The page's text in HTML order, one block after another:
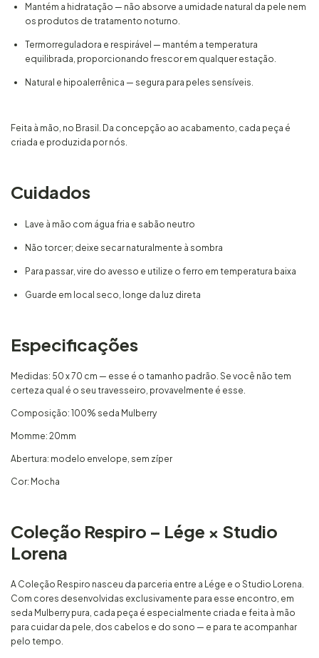
Mantém a hidratação — não absorve a umidade natural da pele nem
os produtos de tratamento noturno.
Termorreguladora e respirável — mantém a temperatura
equilibrada, proporcionando frescor em qualquer estação.
Natural e hipoalerгênica — segura para peles sensíveis.
Feita à mão, no Brasil. Da concepção ao acabamento, cada peça é
criada e produzida por nós.
Cuidados
Lave à mão com água fria e sabão neutro
Não torcer; deixe secar naturalmente à sombra
Para passar, vire do avesso e utilize o ferro em temperatura baixa
Guarde em local seco, longe da luz direta
Especificações
Medidas: 50 x 70 cm — esse é o tamanho padrão. Se você não tem
certeza qual é o seu travesseiro, provavelmente é esse.
Composição: 100% seda Mulberry
Momme: 20mm
Abertura: modelo envelope, sem zíper
Cor: Mocha
Coleção Respiro – Lége × Studio
Lorena
A Coleção Respiro nasceu da parceria entre a Lége e o Studio Lorena.
Com cores desenvolvidas exclusivamente para esse encontro, em
seda Mulberry pura, cada peça é especialmente criada e feita à mão
para cuidar da pele, dos cabelos e do sono — e para te acompanhar
pelo tempo.